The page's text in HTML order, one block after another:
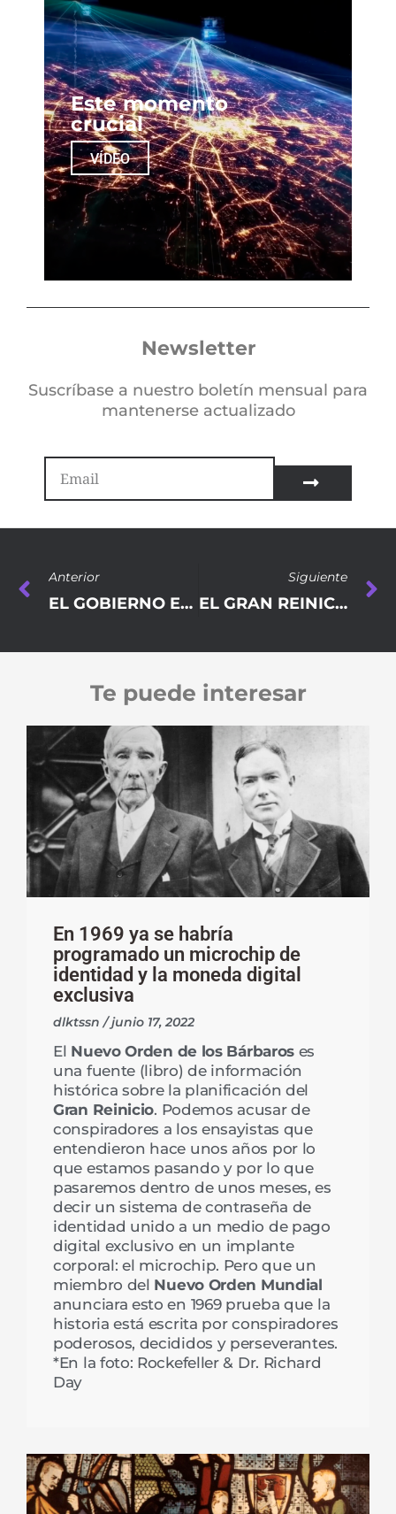
Este momento
crucial
VÍDEO
Newsletter
Suscríbase a nuestro boletín mensual para
mantenerse actualizado
Anterior
EL GOBIERNO ENSEÑA A LOS INMIGRANTES A ANULAR SUS ANTECEDENTES PARA OBTENER LA NACIONALIDAD
Siguiente
EL GRAN REINICIO: UN RETROCESO PARA LA CIVILIZACIÓN
Te puede interesar
En 1969 ya se habría
programado un microchip de
identidad y la moneda digital
exclusiva
dlktssn junio 17, 2022
El Nuevo Orden de los Bárbaros es
una fuente (libro) de información
histórica sobre la planificación del
Gran Reinicio. Podemos acusar de
conspiradores a los ensayistas que
entendieron hace unos años por lo
que estamos pasando y por lo que
pasaremos dentro de unos meses, es
decir un sistema de contraseña de
identidad unido a un medio de pago
digital exclusivo en un implante
corporal: el microchip. Pero que un
miembro del Nuevo Orden Mundial
anunciara esto en 1969 prueba que la
historia está escrita por conspiradores
poderosos, decididos y perseverantes.
*En la foto: Rockefeller & Dr. Richard
Day